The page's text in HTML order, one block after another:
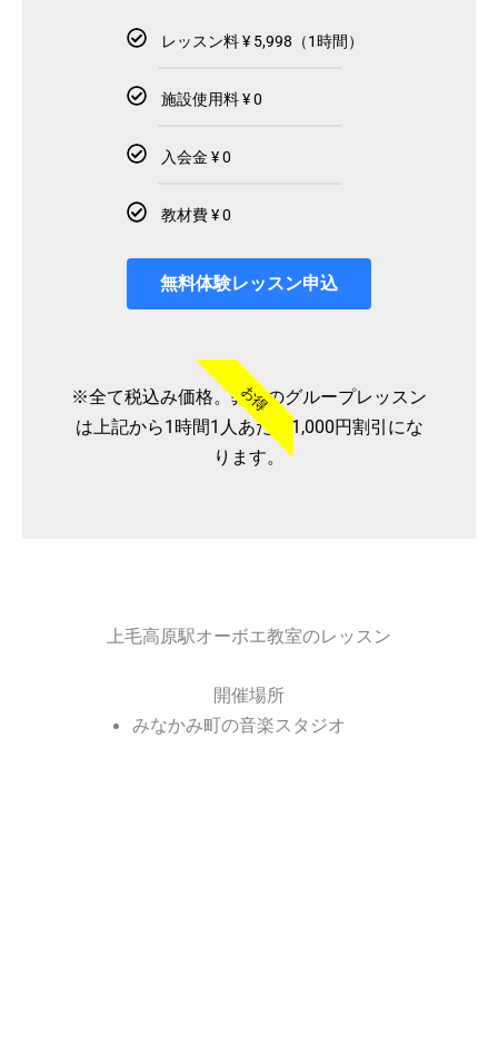
レッスン料 ¥ 5,998（1時間）
施設使用料 ¥ 0
入会金 ¥ 0
教材費 ¥ 0
無料体験レッスン申込
お得
※全て税込み価格。弊社のグループレッスン
は上記から1時間1人あたり1,000円割引にな
ります。
上毛高原駅オーボエ教室のレッスン
開催場所
みなかみ町の音楽スタジオ